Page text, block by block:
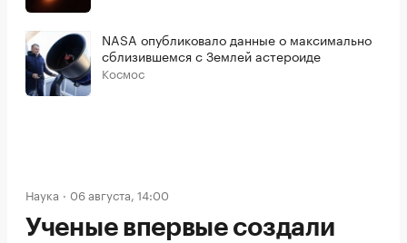
NASA опубликовало данные о максимально
сблизившемся с Землей астероиде
Космос
Наука 06 августа, 14:00
Ученые впервые создали